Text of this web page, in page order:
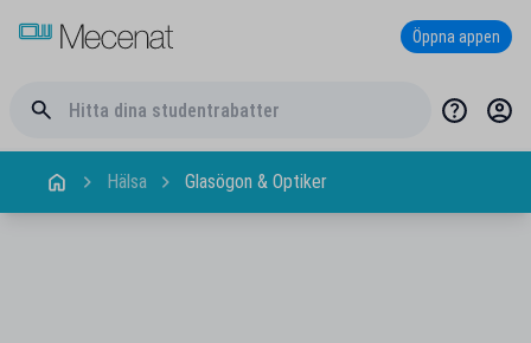
Öppna appen
Hälsa Glasögon & Optiker